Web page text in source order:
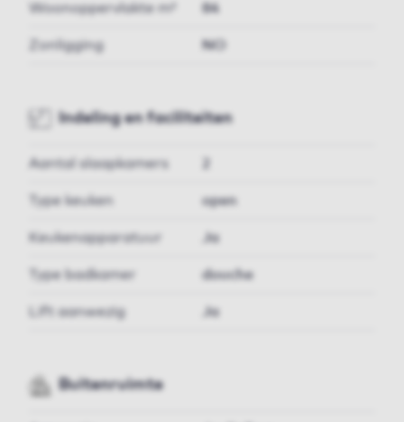
Woonoppervlakte m² 84
Zonligging NO
Indeling en faciliteiten
Aantal slaapkamers
Type keuken open
Keukenapparatuur Ja
Type badkamer douche
Lift aanwezig Ja
Buitenruimte